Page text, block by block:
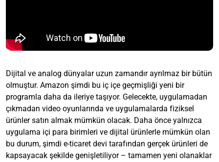
Dijital ve analog dünyalar uzun zamandır ayrılmaz bir bütün
olmuştur. Amazon şimdi bu iç içe geçmişliği yeni bir
programla daha da ileriye taşıyor. Gelecekte, uygulamadan
çıkmadan video oyunlarında ve uygulamalarda fiziksel
ürünler satın almak mümkün olacak. Daha önce yalnızca
uygulama içi para birimleri ve dijital ürünlerle mümkün olan
bu durum, şimdi e-ticaret devi tarafından gerçek ürünleri de
kapsayacak şekilde genişletiliyor – tamamen yeni olanaklar